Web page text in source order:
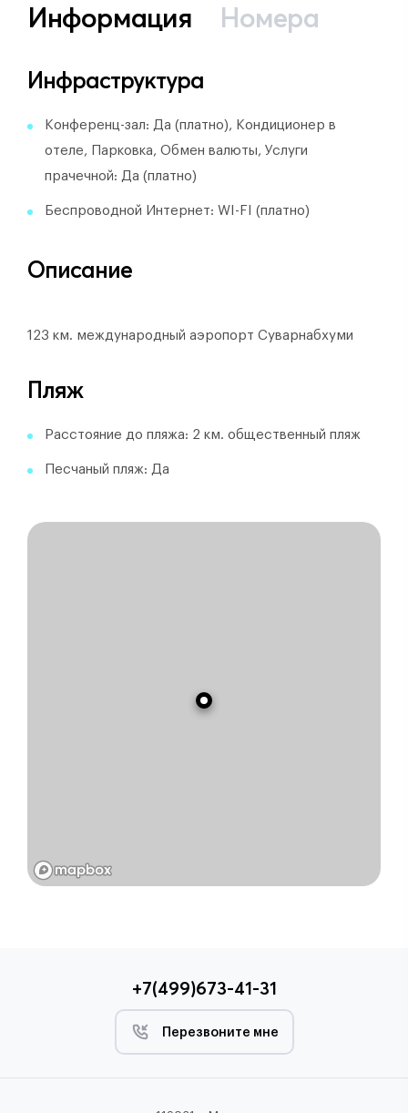
Информация Номера
Инфраструктура
Конференц-зал: Да (платно), Кондиционер в
отеле, Парковка, Обмен валюты, Услуги
прачечной: Да (платно)
Беспроводной Интернет: WI-FI (платно)
Описание
123 км. международный аэропорт Суварнабхуми
Пляж
Расстояние до пляжа: 2 км. общественный пляж
Песчаный пляж: Да
+7(499)673-41-31
Перезвоните мне